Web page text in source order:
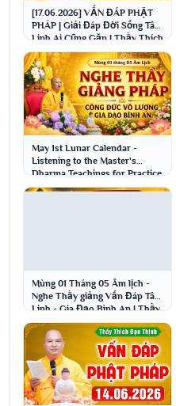
[17.06.2026] VẤN ĐÁP PHẬT
PHÁP | Giải Đáp Đời Sống Tâm
Linh Ai Cũng Gặp | Thầy Thích
Đạo Thịnh
May 1st Lunar Calendar -
Listening to the Master's
Dharma Teachings for Practice
- Immeasurable M...
Mùng 01 Tháng 05 Âm lịch -
Nghe Thầy giảng Vấn Đáp Tâm
Linh - Gia Đạo Bình An | Thầy
Thích Đạo Thịnh